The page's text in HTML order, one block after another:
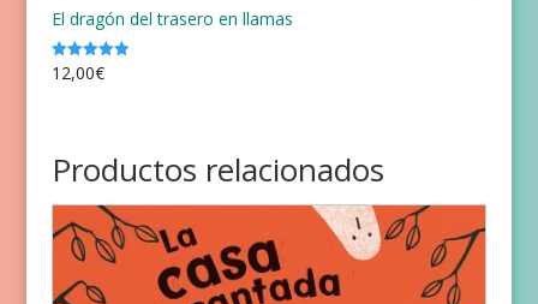
El dragón del trasero en llamas
Valorado
con
12,00€
Productos relacionados